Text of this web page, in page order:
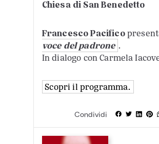
Chiesa di San Benedetto
Francesco Pacifico
voce del padrone .
In dialogo con Carmela
Scopri il programma.
Condividi